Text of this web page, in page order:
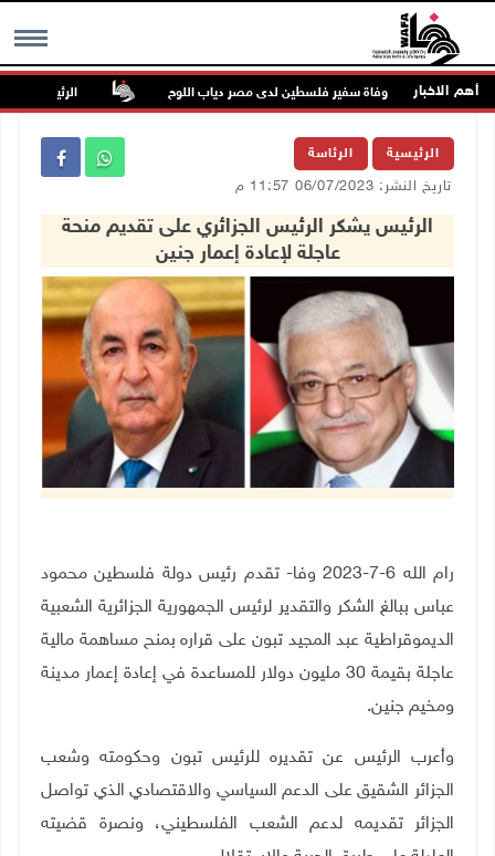
MENU أهم الاخبار وفاة سفير فلسطين لدى مصر دياب اللوح الرئيس ينعى
الرئيسية الرئاسة
تاريخ النشر: 06/07/2023 11:57 م
الرئيس يشكر الرئيس الجزائري على تقديم منحة
عاجلة لإعادة إعمار جنين
رام الله 6-7-2023 وفا- تقدم رئيس دولة فلسطين محمود
عباس ببالغ الشكر والتقدير لرئيس الجمهورية الجزائرية الشعبية
الديموقراطية عبد المجيد تبون على قراره بمنح مساهمة مالية
عاجلة بقيمة 30 مليون دولار للمساعدة في إعادة إعمار مدينة
ومخيم جنين.
وأعرب الرئيس عن تقديره للرئيس تبون وحكومته وشعب
الجزائر الشقيق على الدعم السياسي والاقتصادي الذي تواصل
الجزائر تقديمه لدعم الشعب الفلسطيني، ونصرة قضيته